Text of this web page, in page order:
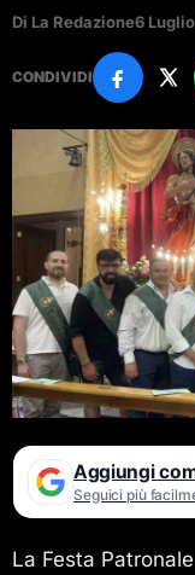
Di La Redazione6
CONDIVIDI
Aggiungi
Seguici più
La Festa